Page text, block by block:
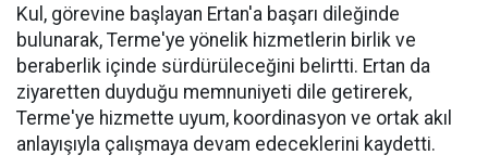
Kul, görevine başlayan Ertan'a başarı dileğinde
bulunarak, Terme'ye yönelik hizmetlerin birlik ve
beraberlik içinde sürdürüleceğini belirtti. Ertan da
ziyaretten duyduğu memnuniyeti dile getirerek,
Terme'ye hizmette uyum, koordinasyon ve ortak akıl
anlayışıyla çalışmaya devam edeceklerini kaydetti.